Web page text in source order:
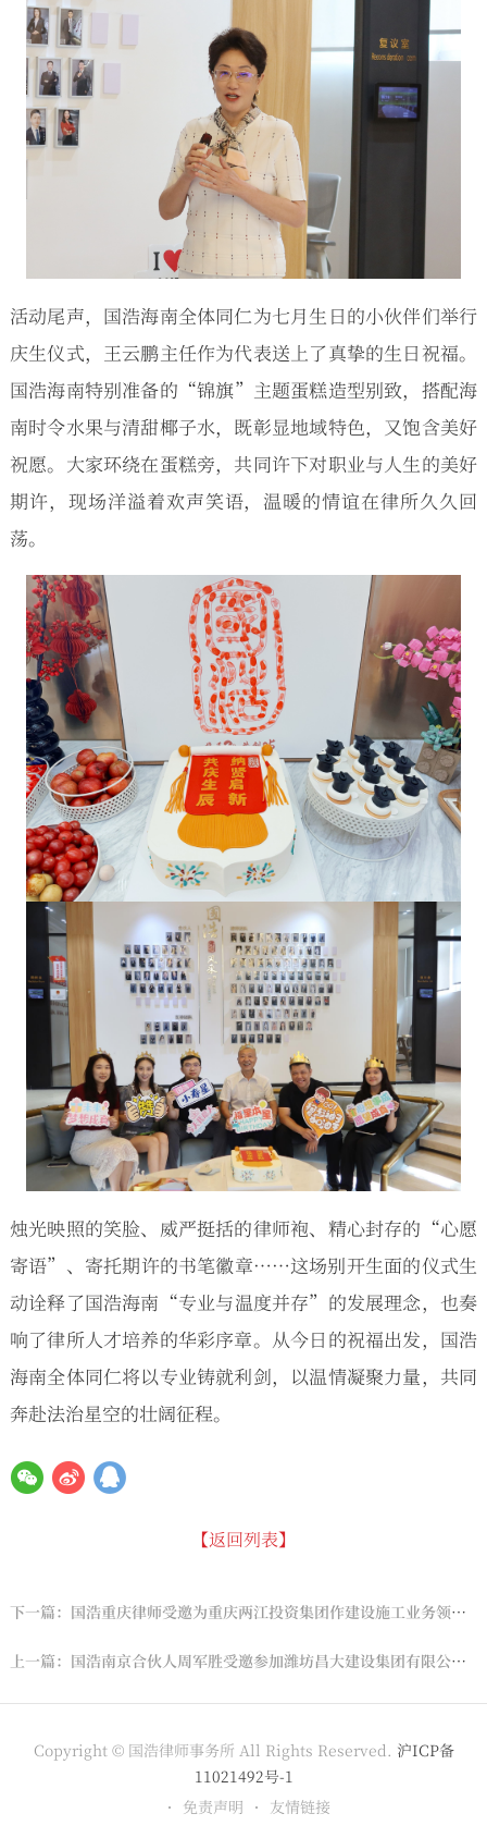
活动尾声，国浩海南全体同仁为七月生日的小伙伴们举行
庆生仪式，王云鹏主任作为代表送上了真挚的生日祝福。
国浩海南特别准备的“锦旗”主题蛋糕造型别致，搭配海
南时令水果与清甜椰子水，既彰显地域特色，又饱含美好
祝愿。大家环绕在蛋糕旁，共同许下对职业与人生的美好
期许，现场洋溢着欢声笑语，温暖的情谊在律所久久回
荡。
烛光映照的笑脸、威严挺括的律师袍、精心封存的“心愿
寄语”、寄托期许的书笔徽章……这场别开生面的仪式生
动诠释了国浩海南“专业与温度并存”的发展理念，也奏
响了律所人才培养的华彩序章。从今日的祝福出发，国浩
海南全体同仁将以专业铸就利剑，以温情凝聚力量，共同
奔赴法治星空的壮阔征程。
【返回列表】
下一篇：国浩重庆律师受邀为重庆两江投资集团作建设施工业务领域法律风险防范专题讲座
上一篇：国浩南京合伙人周军胜受邀参加潍坊昌大建设集团有限公司第十七届职业经理论坛并作专题讲座
Copyright © 国浩律师事务所 All Rights Reserved. 沪ICP备
11021492号-1
免责声明
友情链接